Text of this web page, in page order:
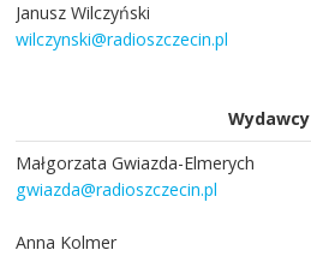
Janusz Wilczyński
wilczynski@radioszczecin.pl
Wydawcy
Małgorzata Gwiazda-Elmerych
gwiazda@radioszczecin.pl
Anna Kolmer